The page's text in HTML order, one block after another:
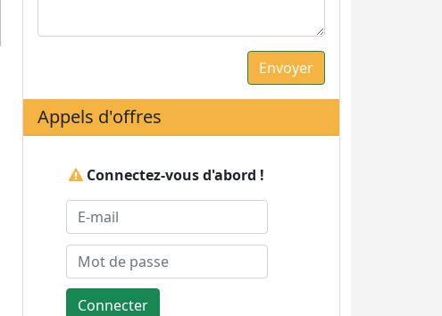
Appels d'offres
Connectez-vous d'abord !
Connecter